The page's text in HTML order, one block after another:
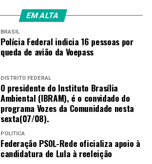
EM ALTA
BRASIL
Polícia Federal indicia 16 pessoas por
queda de avião da Voepass
DISTRITO FEDERAL
O presidente do Instituto Brasília
Ambiental (IBRAM), é o convidado do
programa Vozes da Comunidade nesta
sexta(07/08).
POLÍTICA
Federação PSOL-Rede oficializa apoio à
candidatura de Lula à reeleição